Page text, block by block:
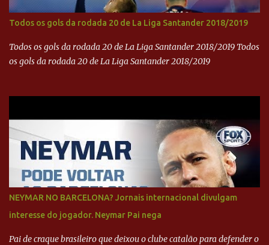
Todos os gols da rodada 20 de La Liga Santander 2018/2019
Todos os gols da rodada 20 de La Liga Santander 2018/2019 Todos
os gols da rodada 20 de La Liga Santander 2018/2019
NEYMAR NO BARCELONA? Jornais internacional divulgam
interesse do jogador. Neymar Pai nega
Pai de craque brasileiro que deixou o clube catalão para defender o